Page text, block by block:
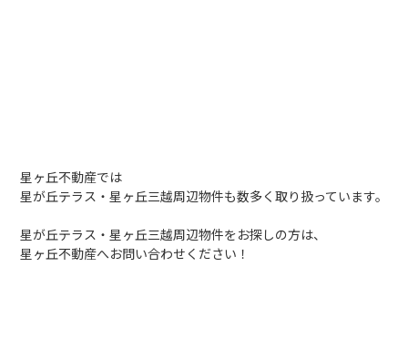
星ヶ丘不動産では
星が丘テラス・星ヶ丘三越周辺物件も数多く取り扱っています。
星が丘テラス・星ヶ丘三越周辺物件をお探しの方は、
星ヶ丘不動産へお問い合わせください！